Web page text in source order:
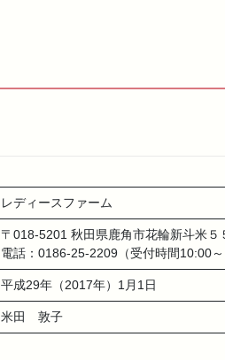
レディースファーム
〒018-5201 秋田県鹿角市花輪新斗米５
電話：0186-25-2209（受付時間10:00～
平成29年（2017年）1月1日
米田 敦子